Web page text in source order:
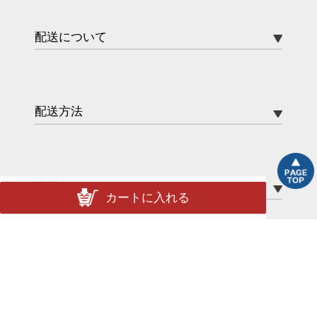
カートに入れる
配送について
配送方法
送料